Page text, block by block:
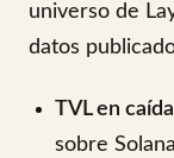
universo de
datos
TVL en
sobre